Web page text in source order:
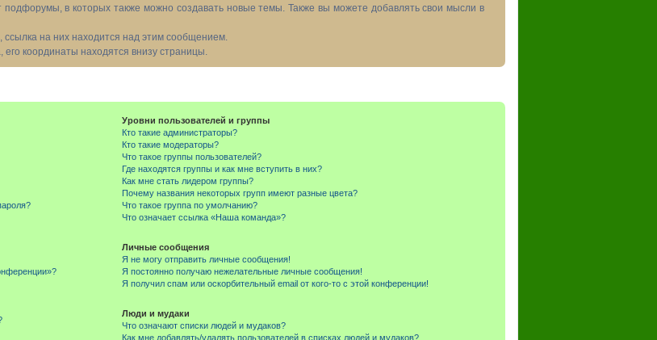
в которых также можно создавать новые темы. Также вы можете добавлять свои мысли в
ссылка на них находится над этим сообщением.
координаты находятся внизу страницы.
Уровни пользователей и группы
Кто такие администраторы?
Кто такие модераторы?
Что такое группы пользователей?
Где находятся группы и как мне вступить в них?
Как мне стать лидером группы?
Почему названия некоторых групп имеют разные цвета?
Что такое группа по умолчанию?
Что означает ссылка «Наша команда»?
Личные сообщения
Я не могу отправить личные сообщения!
Я постоянно получаю нежелательные личные сообщения!
Я получил спам или оскорбительный email от кого-то с этой конференции!
Люди и мудаки
Что означают списки людей и мудаков?
Как мне добавлять/удалять пользователей в списках людей и мудаков?